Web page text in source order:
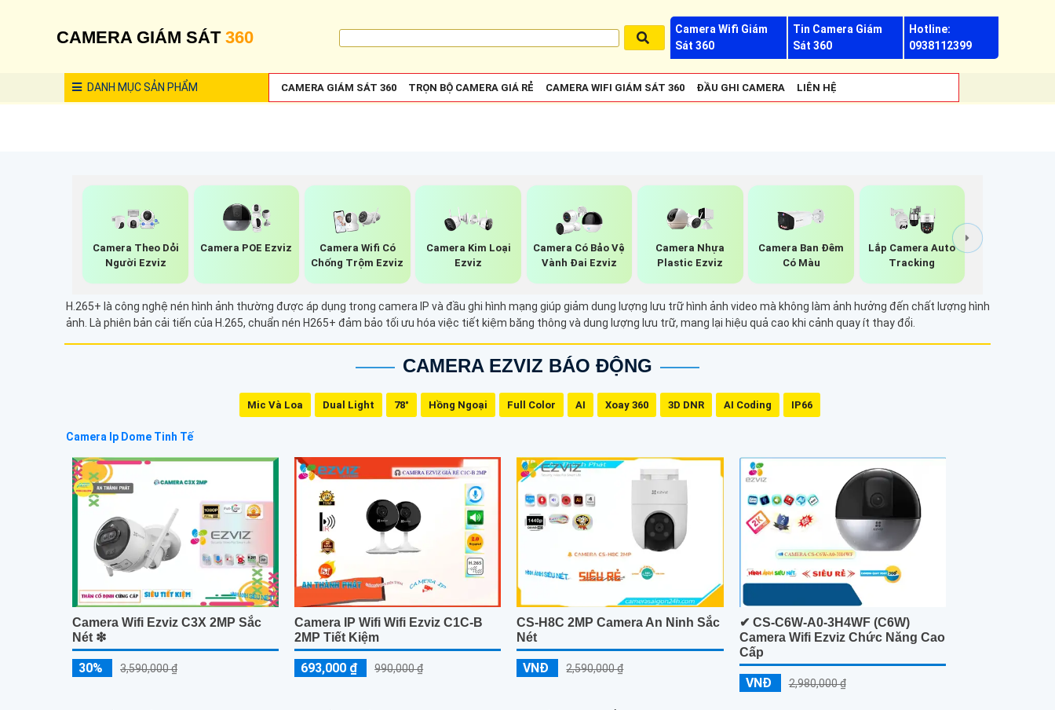
CAMERA GIÁM SÁT 360
Camera Wifi Giám
Sát 360
Tin Camera Giám
Sát 360
Hotline:
0938112399
DANH MỤCSẢN PHẨM CAMERA GIÁM SÁT 360 TRỌN BỘ CAMERA GIÁ RẺ CAMERA WIFI GIÁM SÁT 360 ĐẦU GHI CAMERA LIÊN HỆ
Camera Theo Dỏi
Người Ezviz
Camera POE Ezviz
Camera Wifi Có
Chống Trộm Ezviz
Camera Kim Loại
Ezviz
Camera Có Bảo Vệ
Vành Đai Ezviz
Camera Nhựa
Plastic Ezviz
Camera Ban Đêm
Có Màu
Lắp Camera Auto
Tracking
H.265+ là công nghệ nén hình ảnh thường được áp dụng trong camera IP và đầu ghi hình mạng giúp giảm dung lượng lưu trữ hình ảnh video mà không làm ảnh hưởng đến chất lượng hình
ảnh. Là phiên bản cải tiến của H.265, chuẩn nén H265+ đảm bảo tối ưu hóa việc tiết kiệm băng thông và dung lượng lưu trữ, mang lại hiệu quả cao khi cảnh quay ít thay đổi.
CAMERA EZVIZ BÁO ĐỘNG
Mic Và Loa Dual Light 78° Hồng Ngoại Full Color AI Xoay 360 3D DNR AI Coding IP66
Camera Ip Dome Tinh Tế
Camera Wifi Ezviz C3X 2MP Sắc
Nét ❇
30% 3,590,000 ₫
Camera IP Wifi Wifi Ezviz C1C-B
2MP Tiết Kiệm
693,000 ₫ 990,000 ₫
CS-H8C 2MP Camera An Ninh Sắc
Nét
VNĐ 2,590,000 ₫
✔ CS-C6W-A0-3H4WF (C6W)
Camera Wifi Ezviz Chức Năng Cao
Cấp
VNĐ 2,980,000 ₫